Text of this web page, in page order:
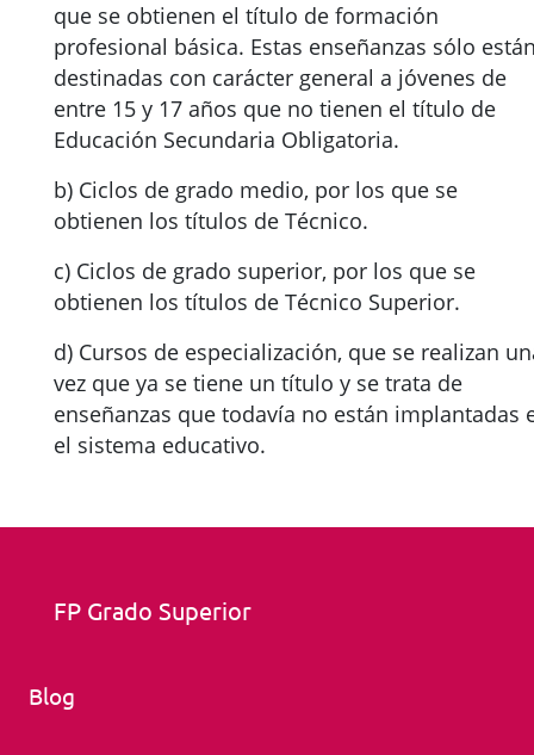
que se obtienen el título de formación
profesional básica. Estas enseñanzas sólo
destinadas con carácter general a jóvenes de
entre 15 y 17 años que no tienen el título de
Educación Secundaria Obligatoria.
b) Ciclos de grado medio, por los que se
obtienen los títulos de Técnico.
c) Ciclos de grado superior, por los que se
obtienen los títulos de Técnico Superior.
d) Cursos de especialización, que se realizan
vez que ya se tiene un título y se trata de
enseñanzas que todavía no están implantadas
el sistema educativo.
FP Grado Superior
Blog